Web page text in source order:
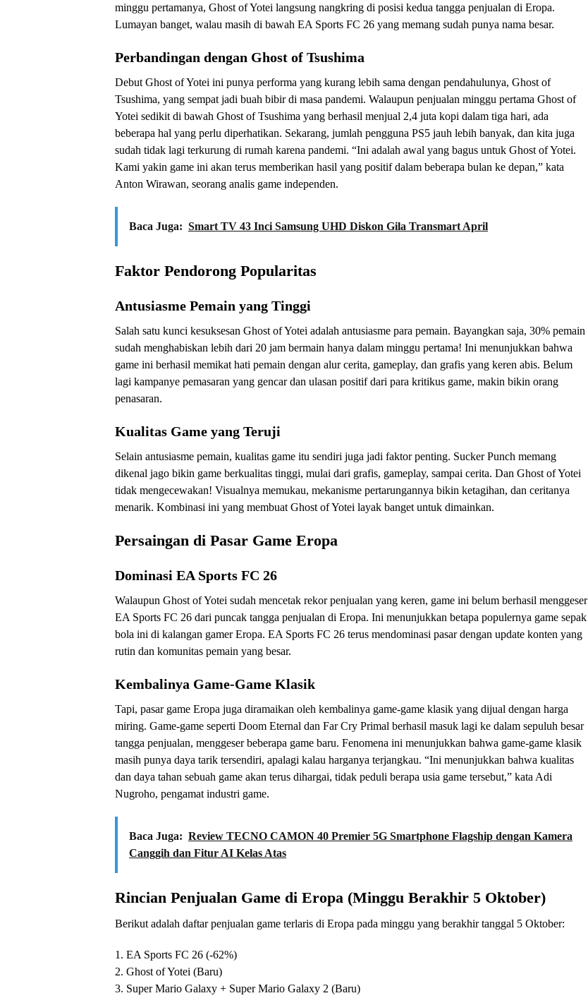
minggu pertamanya, Ghost of Yotei langsung nangkring di posisi kedua tangga penjualan di Eropa.
Lumayan banget, walau masih di bawah EA Sports FC 26 yang memang sudah punya nama besar.
Perbandingan dengan Ghost of Tsushima
Debut Ghost of Yotei ini punya performa yang kurang lebih sama dengan pendahulunya, Ghost of
Tsushima, yang sempat jadi buah bibir di masa pandemi. Walaupun penjualan minggu pertama Ghost of
Yotei sedikit di bawah Ghost of Tsushima yang berhasil menjual 2,4 juta kopi dalam tiga hari, ada
beberapa hal yang perlu diperhatikan. Sekarang, jumlah pengguna PS5 jauh lebih banyak, dan kita juga
sudah tidak lagi terkurung di rumah karena pandemi. “Ini adalah awal yang bagus untuk Ghost of Yotei.
Kami yakin game ini akan terus memberikan hasil yang positif dalam beberapa bulan ke depan,” kata
Anton Wirawan, seorang analis game independen.
Baca Juga: Smart TV 43 Inci Samsung UHD Diskon Gila Transmart April
Faktor Pendorong Popularitas
Antusiasme Pemain yang Tinggi
Salah satu kunci kesuksesan Ghost of Yotei adalah antusiasme para pemain. Bayangkan saja, 30% pemain
sudah menghabiskan lebih dari 20 jam bermain hanya dalam minggu pertama! Ini menunjukkan bahwa
game ini berhasil memikat hati pemain dengan alur cerita, gameplay, dan grafis yang keren abis. Belum
lagi kampanye pemasaran yang gencar dan ulasan positif dari para kritikus game, makin bikin orang
penasaran.
Kualitas Game yang Teruji
Selain antusiasme pemain, kualitas game itu sendiri juga jadi faktor penting. Sucker Punch memang
dikenal jago bikin game berkualitas tinggi, mulai dari grafis, gameplay, sampai cerita. Dan Ghost of Yotei
tidak mengecewakan! Visualnya memukau, mekanisme pertarungannya bikin ketagihan, dan ceritanya
menarik. Kombinasi ini yang membuat Ghost of Yotei layak banget untuk dimainkan.
Persaingan di Pasar Game Eropa
Dominasi EA Sports FC 26
Walaupun Ghost of Yotei sudah mencetak rekor penjualan yang keren, game ini belum berhasil menggeser
EA Sports FC 26 dari puncak tangga penjualan di Eropa. Ini menunjukkan betapa populernya game sepak
bola ini di kalangan gamer Eropa. EA Sports FC 26 terus mendominasi pasar dengan update konten yang
rutin dan komunitas pemain yang besar.
Kembalinya Game-Game Klasik
Tapi, pasar game Eropa juga diramaikan oleh kembalinya game-game klasik yang dijual dengan harga
miring. Game-game seperti Doom Eternal dan Far Cry Primal berhasil masuk lagi ke dalam sepuluh besar
tangga penjualan, menggeser beberapa game baru. Fenomena ini menunjukkan bahwa game-game klasik
masih punya daya tarik tersendiri, apalagi kalau harganya terjangkau. “Ini menunjukkan bahwa kualitas
dan daya tahan sebuah game akan terus dihargai, tidak peduli berapa usia game tersebut,” kata Adi
Nugroho, pengamat industri game.
Baca Juga: Review TECNO CAMON 40 Premier 5G Smartphone Flagship dengan Kamera
Canggih dan Fitur AI Kelas Atas
Rincian Penjualan Game di Eropa (Minggu Berakhir 5 Oktober)
Berikut adalah daftar penjualan game terlaris di Eropa pada minggu yang berakhir tanggal 5 Oktober:
1. EA Sports FC 26 (-62%)
2. Ghost of Yotei (Baru)
3. Super Mario Galaxy + Super Mario Galaxy 2 (Baru)